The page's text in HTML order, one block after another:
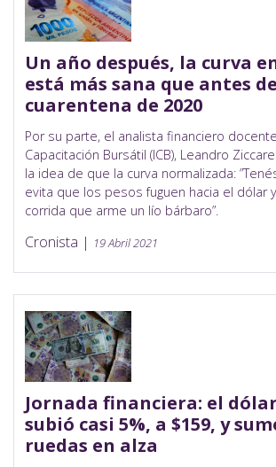
Un año después, la curva
está más sana que antes
cuarentena de 2020
Por su parte, el analista financiero
Capacitación Bursátil (ICB), Leandro
la idea de que la curva normalizada:
evita que los pesos fuguen hacia el dólar
corrida que arme un lío bárbaro”.
Cronista | 19 Abril 2021
Jornada financiera: el
subió casi 5%, a $159, y
ruedas en alza